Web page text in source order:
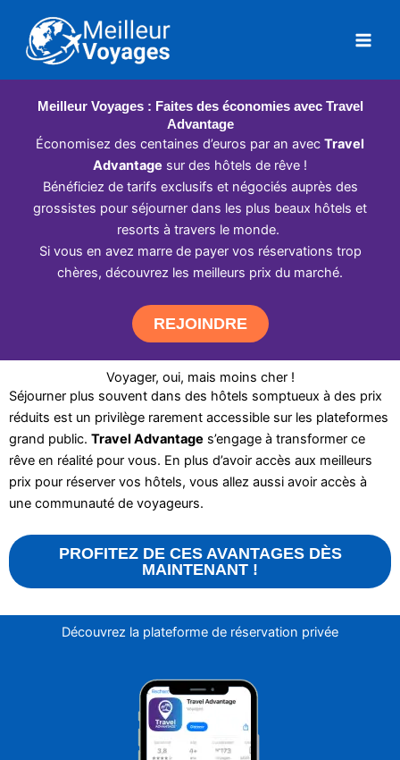
contenu
Meilleur Voyages : Faites des économies avec Travel
Advantage
Économisez des centaines d’euros par an avec Travel
Advantage sur des hôtels de rêve !
Bénéficiez de tarifs exclusifs et négociés auprès des
grossistes pour séjourner dans les plus beaux hôtels et
resorts à travers le monde.
Si vous en avez marre de payer vos réservations trop
chères, découvrez les meilleurs prix du marché.
REJOINDRE
Voyager, oui, mais moins cher !
Séjourner plus souvent dans des hôtels somptueux à des prix
réduits est un privilège rarement accessible sur les plateformes
grand public. Travel Advantage s’engage à transformer ce
rêve en réalité pour vous. En plus d’avoir accès aux meilleurs
prix pour réserver vos hôtels, vous allez aussi avoir accès à
une communauté de voyageurs.
PROFITEZ DE CES AVANTAGES DÈS
MAINTENANT !
Découvrez la plateforme de réservation privée